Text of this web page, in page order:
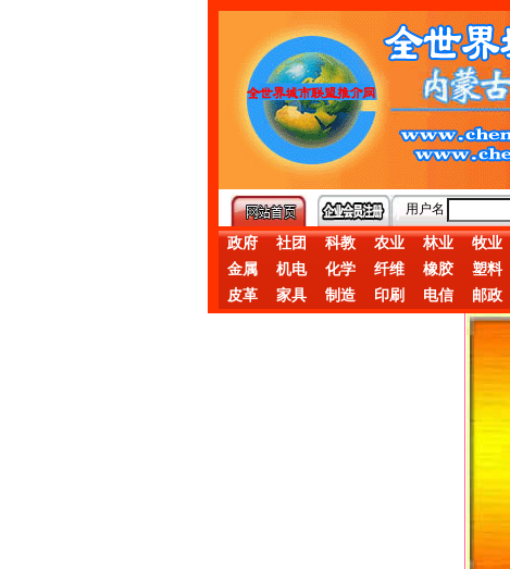
用户名
政府 社团 科教 农业 林业 牧业
金属
机电 化学 纤维 橡胶 塑料
皮革
家具 制造 印刷 电信 邮政